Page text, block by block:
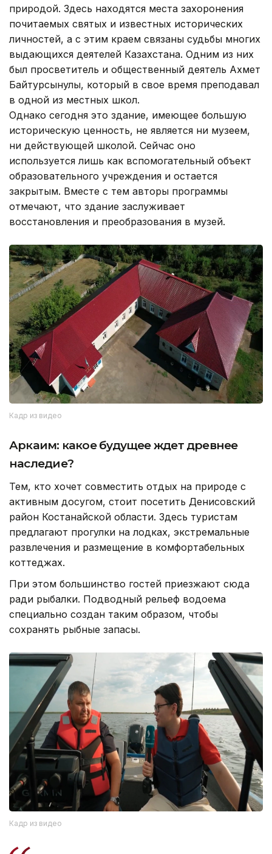
природой. Здесь находятся места захоронения
почитаемых святых и известных исторических
личностей, а с этим краем связаны судьбы многих
выдающихся деятелей Казахстана. Одним из них
был просветитель и общественный деятель Ахмет
Байтурсынулы, который в свое время преподавал
в одной из местных школ.
Однако сегодня это здание, имеющее большую
историческую ценность, не является ни музеем,
ни действующей школой. Сейчас оно
используется лишь как вспомогательный объект
образовательного учреждения и остается
закрытым. Вместе с тем авторы программы
отмечают, что здание заслуживает
восстановления и преобразования в музей.
Кадр из видео
Аркаим: какое будущее ждет древнее
наследие?
Тем, кто хочет совместить отдых на природе с
активным досугом, стоит посетить Денисовский
район Костанайской области. Здесь туристам
предлагают прогулки на лодках, экстремальные
развлечения и размещение в комфортабельных
коттеджах.
При этом большинство гостей приезжают сюда
ради рыбалки. Подводный рельеф водоема
специально создан таким образом, чтобы
сохранять рыбные запасы.
Кадр из видео